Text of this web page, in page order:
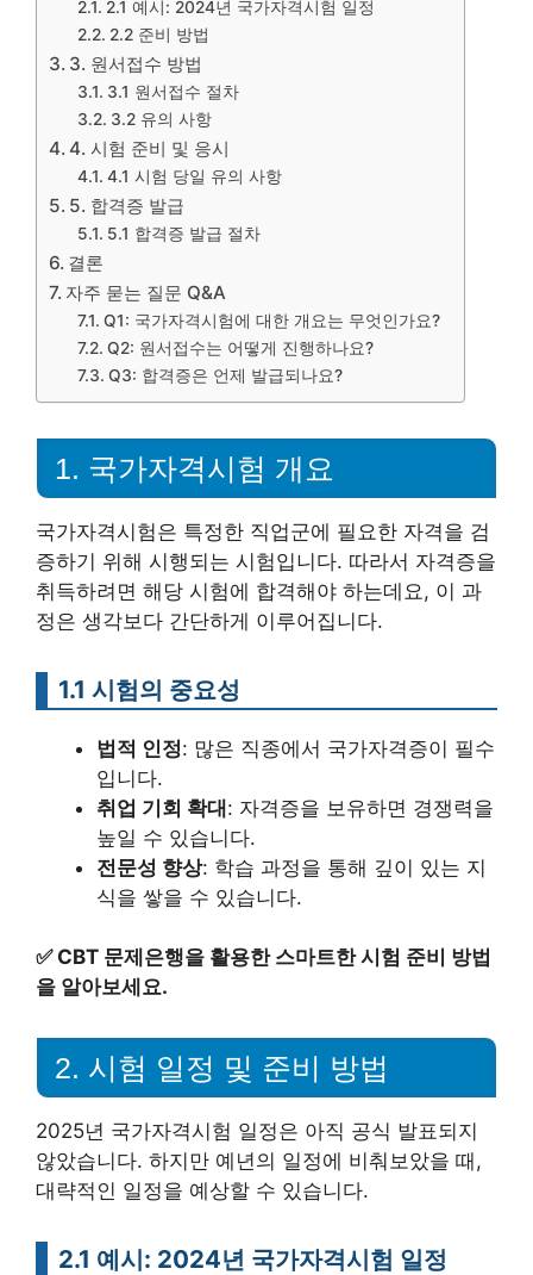
2.1 예시: 2024년 국가자격시험 일정
2.2 준비 방법
3. 원서접수 방법
3.1 원서접수 절차
3.2 유의 사항
4. 시험 준비 및 응시
4.1 시험 당일 유의 사항
5. 합격증 발급
5.1 합격증 발급 절차
결론
자주 묻는 질문 Q&A
Q1: 국가자격시험에 대한 개요는 무엇인가요?
Q2: 원서접수는 어떻게 진행하나요?
Q3: 합격증은 언제 발급되나요?
1. 국가자격시험 개요
국가자격시험은 특정한 직업군에 필요한 자격을 검
증하기 위해 시행되는 시험입니다. 따라서 자격증을
취득하려면 해당 시험에 합격해야 하는데요, 이 과
정은 생각보다 간단하게 이루어집니다.
1.1 시험의 중요성
법적 인정: 많은 직종에서 국가자격증이 필수
입니다.
취업 기회 확대: 자격증을 보유하면 경쟁력을
높일 수 있습니다.
전문성 향상: 학습 과정을 통해 깊이 있는 지
식을 쌓을 수 있습니다.
✅ CBT 문제은행을 활용한 스마트한 시험 준비 방법
을 알아보세요.
2. 시험 일정 및 준비 방법
2025년 국가자격시험 일정은 아직 공식 발표되지
않았습니다. 하지만 예년의 일정에 비춰보았을 때,
대략적인 일정을 예상할 수 있습니다.
2.1 예시: 2024년 국가자격시험 일정